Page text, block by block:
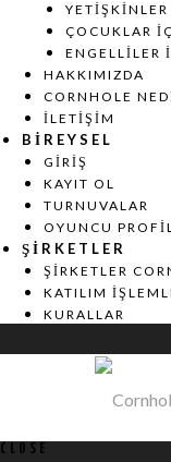
ÇOCUKLAR
ENGELLILER
HAKKIMIZDA
CORNHOLE
İLETIŞIM
BIREYSEL
GIRIŞ
KAYIT OL
TURNUVALAR
OYUNCU
ŞIRKETLER
ŞIRKETLER
KATILIM
KURALLAR
CLOSE